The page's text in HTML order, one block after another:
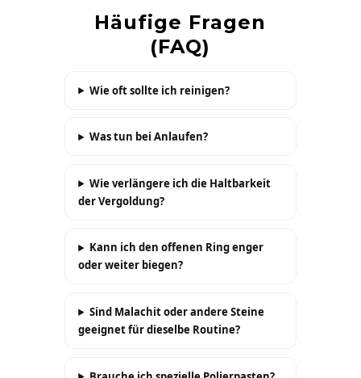
Häufige Fragen
(FAQ)
Wie oft sollte ich reinigen?
Was tun bei Anlaufen?
Wie verlängere ich die Haltbarkeit
der Vergoldung?
Kann ich den offenen Ring enger
oder weiter biegen?
Sind Malachit oder andere Steine
geeignet für dieselbe Routine?